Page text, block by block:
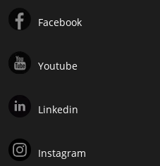
Facebook
Youtube
Linkedin
Instagram